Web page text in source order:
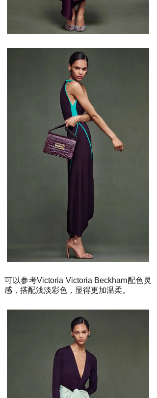
可以参考Victoria Victoria Beckham配色灵
感，搭配浅淡彩色，显得更加温柔。